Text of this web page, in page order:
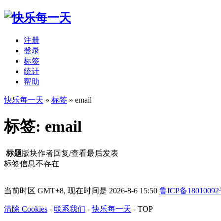
注册
登录
标签
统计
帮助
快乐每一天 » 标签 » email
标签: email
标题版块作者回复/查看最后发表
标签信息不存在
当前时区 GMT+8, 现在时间是 2026-8-6 15:50 鲁ICP备18010092
清除 Cookies - 联系我们 -快乐每一天 - TOP